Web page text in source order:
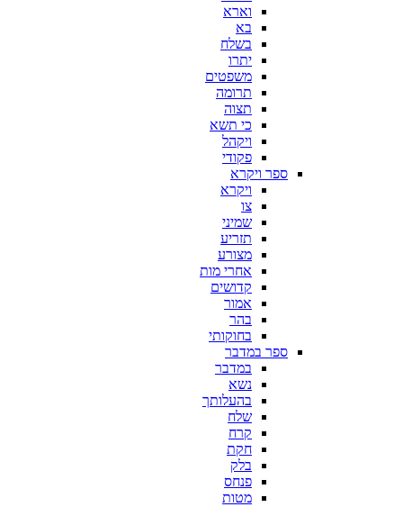
וארא
בא
בשלח
יתרו
משפטים
תרומה
תצוה
כי תשא
ויקהל
פקודי
ספר ויקרא
ויקרא
צו
שמיני
תזריע
מצורע
אחרי מות
קדושים
אמור
בהר
בחוקותי
ספר במדבר
במדבר
נשא
בהעלותך
שלח
קרח
חקת
בלק
פנחס
מטות